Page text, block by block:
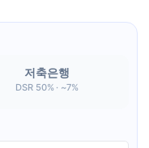
저축은행
DSR 50% · ~7%